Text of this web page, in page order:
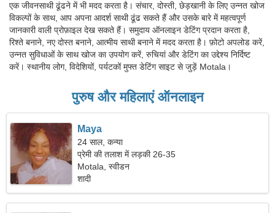
एक जीवनसाथी ढूंढने में भी मदद करता है। संचार, दोस्ती, छेड़खानी के लिए उन्नत खोज
विकल्पों के साथ, आप अपना आदर्श साथी ढूंढ सकते हैं और उसके बारे में महत्वपूर्ण
जानकारी वाली प्रोफ़ाइल देख सकते हैं। समुदाय ऑनलाइन डेटिंग प्रदान करता है,
रिश्ते बनाने, नए दोस्त बनाने, आत्मीय साथी बनाने में मदद करता है। फ़ोटो अपलोड करें,
उन्नत सुविधाओं के साथ खोज का उपयोग करें, रुचियां और डेटिंग का उद्देश्य निर्दिष्ट
करें। स्थानीय लोग, विदेशियों, पर्यटकों मुफ्त डेटिंग साइट से जुड़ें Motala।
पुरुष और महिलाएं ऑनलाइन
Maya
24 साल, कन्या
प्रेमी की तलाश में लड़की 26-35
Motala, स्वीडन
शादी